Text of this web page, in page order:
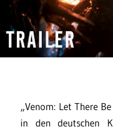
„Venom: Let There
in den deutschen